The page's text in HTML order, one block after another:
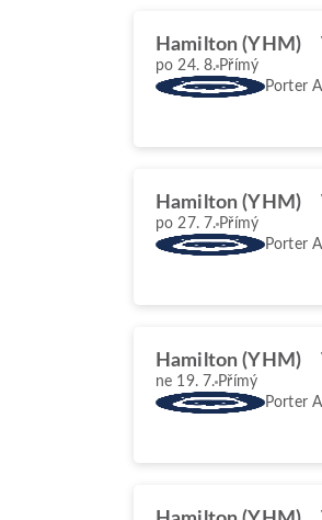
Hamilton (YHM)
po 24. 8. Přímý
Porter
Hamilton (YHM)
po 27. 7. Přímý
Porter
Hamilton (YHM)
ne 19. 7. Přímý
Porter